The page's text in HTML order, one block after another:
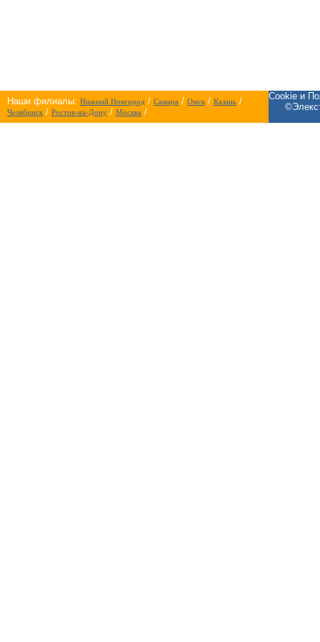
Наши филиалы: Нижний Новгород / Самара / Омск/ Казань /
Челябинск/ Ростов-на-Дону / Москва /
Cookie и